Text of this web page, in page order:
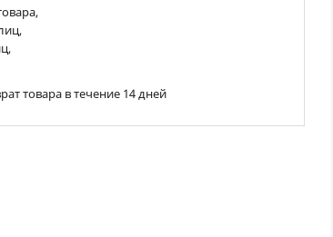
товара в течение 14 дней